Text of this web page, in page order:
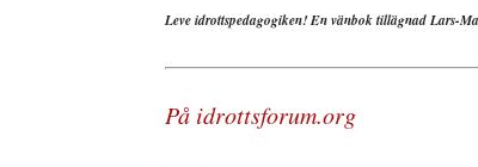
Leve idrottspedagogiken! En vänbok tillägnad Lars-
På idrottsforum.org